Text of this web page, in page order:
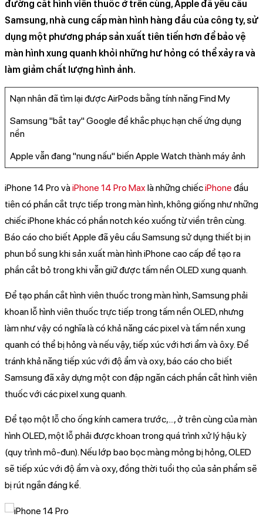
đường cắt hình viên thuốc ở trên cùng, Apple đã yêu cầu
Samsung, nhà cung cấp màn hình hàng đầu của công ty, sử
dụng một phương pháp sản xuất tiên tiến hơn để bảo vệ
màn hình xung quanh khỏi những hư hỏng có thể xảy ra và
làm giảm chất lượng hình ảnh.
Nạn nhân đã tìm lại được AirPods bằng tính năng Find My
Samsung "bắt tay" Google để khắc phục hạn chế ứng dụng
nền
Apple vẫn đang "nung nấu" biến Apple Watch thành máy ảnh
iPhone 14 Pro vàiPhone 14 Pro Max là những chiếciPhone đầu
tiên có phần cắt trực tiếp trong màn hình, không giống như những
chiếc iPhone khác có phần notch kéo xuống từ viền trên cùng.
Báo cáo cho biết Apple đã yêu cầu Samsung sử dụng thiết bị in
phun bổ sung khi sản xuất màn hình iPhone cao cấp để tạo ra
phần cắt bỏ trong khi vẫn giữ được tấm nền OLED xung quanh.
Để tạo phần cắt hình viên thuốc trong màn hình, Samsung phải
khoan lỗ hình viên thuốc trực tiếp trong tấm nền OLED, nhưng
làm như vậy có nghĩa là có khả năng các pixel và tấm nền xung
quanh có thể bị hỏng và nếu vậy, tiếp xúc với hơi ẩm và ôxy. Để
tránh khả năng tiếp xúc với độ ẩm và oxy, báo cáo cho biết
Samsung đã xây dựng một con đập ngăn cách phần cắt hình viên
thuốc với các pixel xung quanh.
Để tạo một lỗ cho ống kính camera trước,..., ở trên cùng của màn
hình OLED, một lỗ phải được khoan trong quá trình xử lý hậu kỳ
(quy trình mô-đun). Nếu lớp bao bọc màng mỏng bị hỏng, OLED
sẽ tiếp xúc với độ ẩm và oxy, đồng thời tuổi thọ của sản phẩm sẽ
bị rút ngắn đáng kể.